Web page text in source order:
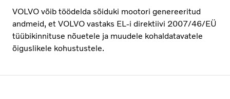
VOLVO võib töödelda sõiduki mootori genereeritud
andmeid, et VOLVO vastaks EL-i direktiivi 2007/46/EÜ
tüübikinnituse nõuetele ja muudele kohaldatavatele
õiguslikele kohustustele.